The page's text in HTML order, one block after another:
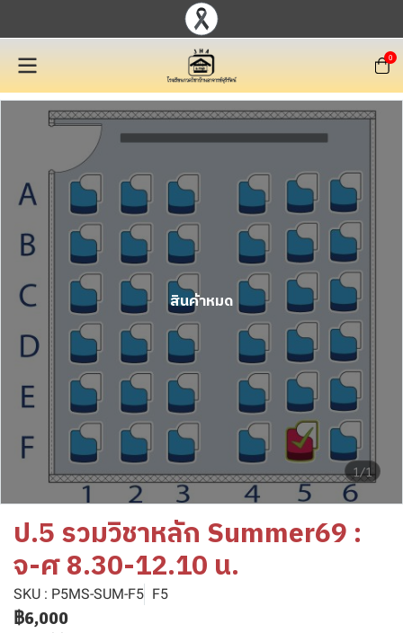
0
1/1
สินค้าหมด
ป.5 รวมวิชาหลัก Summer69 :
จ-ศ 8.30-12.10 น.
SKU : P5MS-SUM-F5 F5
฿6,000